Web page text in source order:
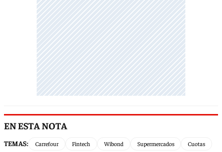
EN ESTA NOTA
TEMAS: Carrefour Fintech Wibond Supermercados Cuotas